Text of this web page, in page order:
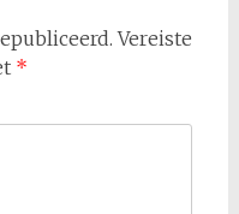
Vereiste
*